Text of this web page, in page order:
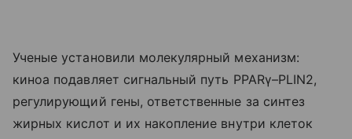
Ученые установили молекулярный механизм:
киноа подавляет сигнальный путь PPARγ–PLIN2,
регулирующий гены, ответственные за синтез
жирных кислот и их накопление внутри клеток